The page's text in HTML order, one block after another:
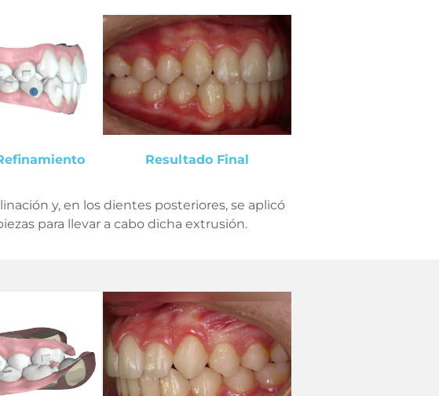
Resultado Final
y, en los dientes posteriores, se aplicó
para llevar a cabo dicha extrusión.